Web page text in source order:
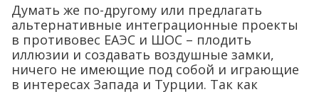
Думать же по-другому или предлагать
альтернативные интеграционные проекты
в противовес ЕАЭС и ШОС – плодить
иллюзии и создавать воздушные замки,
ничего не имеющие под собой и играющие
в интересах Запада и Турции. Так как